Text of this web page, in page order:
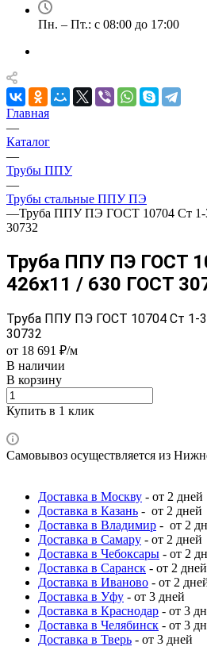
Пн. – Пт.: с 08:00 до 17:00
Главная
—
Каталог
—
Трубы ППУ
—
Трубы стальные ППУ ПЭ
—Труба ППУ ПЭ ГОСТ 10704 Ст 1-
30732
Труба ППУ ПЭ ГОСТ
426x11 / 630 ГОСТ
Труба ППУ ПЭ ГОСТ 10704 Ст 1-
30732
от 18 691 ₽/м
В наличии
В корзину
Купить в 1 клик
Самовывоз осуществляется из
Доставка в Москву - от 2 дней
Доставка в Казань - от 2 дней
Доставка в Владимир - от 2
Доставка в Самару - от 2 дней
Доставка в Чебоксары - от 2
Доставка в Саранск - от 2 дней
Доставка в Иваново - от 2
Доставка в Уфу - от 3 дней
Доставка в Краснодар - от 3
Доставка в Челябинск - от 3
Доставка в Тверь - от 3 дней